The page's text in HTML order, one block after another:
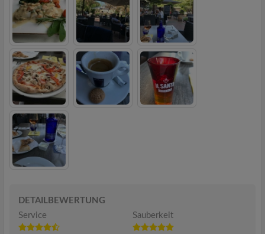
DETAILBEWERTUNG
Service
Sauberkeit